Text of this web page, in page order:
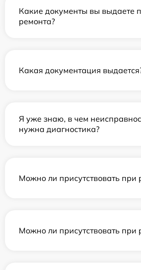
Какие документы вы выдаете
ремонта?
Какая документация
Я уже знаю, в чем
нужна диагностика?
Можно ли присутствовать при
Можно ли присутствовать при